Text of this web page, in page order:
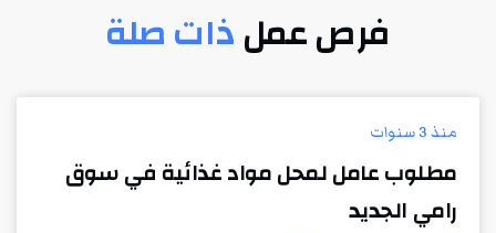
فرص عملذات صلة
منذ 3 سنوات
مطلوب عامل لمحل مواد غذائية في سوق
رامي الجديد